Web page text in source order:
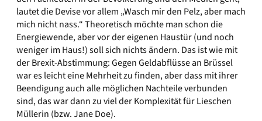
lautet die Devise vor allem „Wasch mir den Pelz, aber mach
mich nicht nass.“ Theoretisch möchte man schon die
Energiewende, aber vor der eigenen Haustür (und noch
weniger im Haus!) soll sich nichts ändern. Das ist wie mit
der Brexit-Abstimmung: Gegen Geldabflüsse an Brüssel
war es leicht eine Mehrheit zu finden, aber dass mit ihrer
Beendigung auch alle möglichen Nachteile verbunden
sind, das war dann zu viel der Komplexität für Lieschen
Müllerin (bzw. Jane Doe).